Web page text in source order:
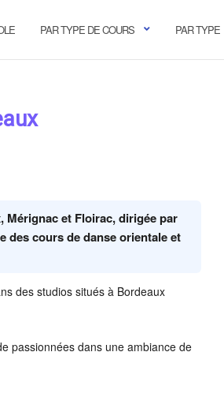
PAR TYPE DE COURS PAR TYPE
Mérignac et Floirac, dirigée par
des cours de danse orientale et
des studios situés à Bordeaux
passionnées dans une ambiance de